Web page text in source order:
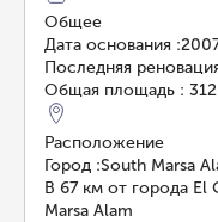
Общее
Дата основания :
Последняя
Общая площадь :
Расположение
Город :South Marsa
В 67 км от города El
Marsa Alam